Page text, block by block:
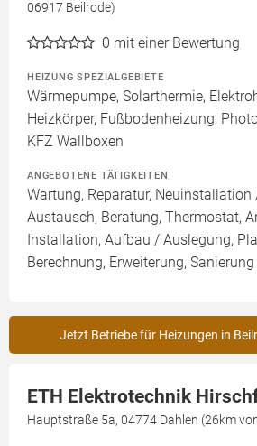
06917 Beilrode)
0 mit einer Bewertung
HEIZUNG SPEZIALGEBIETE
Wärmepumpe, Solarthermie,
Heizkörper, Fußbodenheizung,
KFZ Wallboxen
ANGEBOTENE TÄTIGKEITEN
Wartung, Reparatur, Neuinstallation
Austausch, Beratung, Thermostat,
Installation, Aufbau / Auslegung,
Berechnung, Erweiterung,
Jetzt Betriebe für Heizungen in
ETH Elektrotechnik
Hauptstraße 5a, 04774 Dahlen (26km